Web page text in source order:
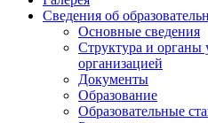
Сведения об
Основные сведения
Структура и органы
организацией
Документы
Образование
Образовательные